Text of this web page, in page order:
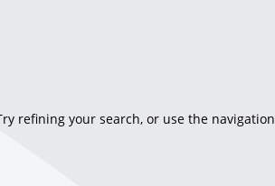
refining your search, or use the navigation